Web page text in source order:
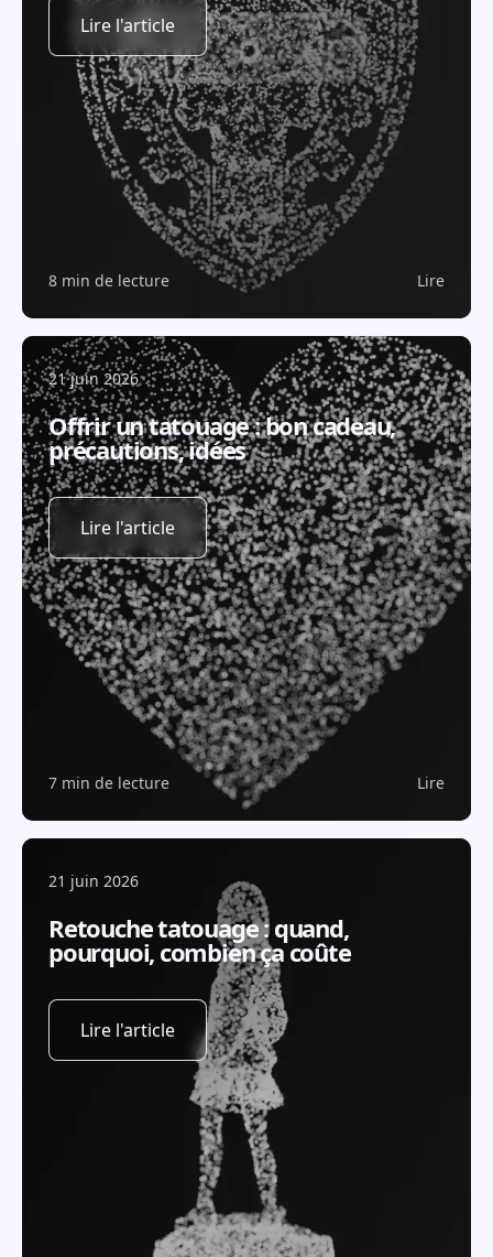
Lire l'article
8 min de lecture Lire
21 juin 2026
Offrir un tatouage : bon cadeau,
précautions, idées
Lire l'article
7 min de lecture Lire
21 juin 2026
Retouche tatouage : quand,
pourquoi, combien ça coûte
Lire l'article